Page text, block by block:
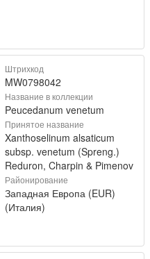
Штрихкод
MW0798042
Название в коллекции
Peucedanum venetum
Принятое название
Xanthoselinum alsaticum
subsp. venetum (Spreng.)
Reduron, Charpin & Pimenov
Районирование
Западная Европа (EUR)
(Италия)